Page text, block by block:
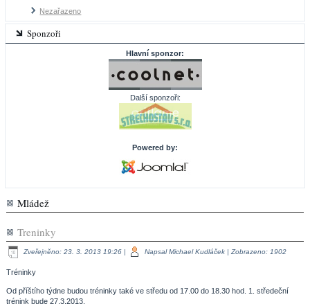
Nezařazeno
Sponzoři
Hlavní sponzor:
Další sponzoři:
Powered by:
Mládež
Treninky
Zveřejněno: 23. 3. 2013 19:26 | Napsal Michael Kudláček | Zobrazeno: 1902
Tréninky
Od příštího týdne budou tréninky také ve středu od 17.00 do 18.30 hod. 1. středeční
trénink bude 27.3.2013.